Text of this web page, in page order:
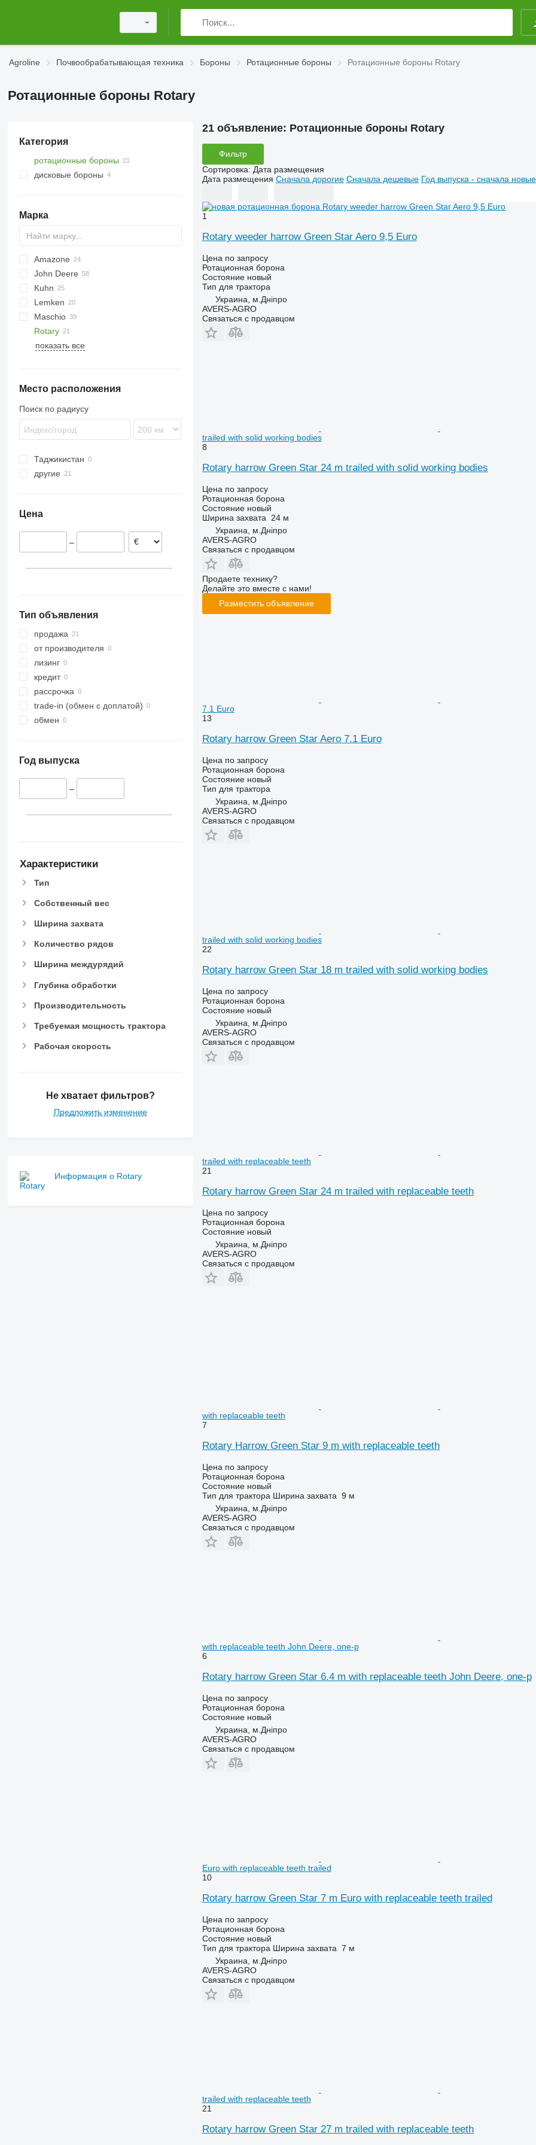
Agroline Почвообрабатывающая техника Бороны Ротационные бороны Ротационные бороны Rotary
Ротационные бороны Rotary
Категория
ротационные бороны
дисковые бороны
Марка
Multivator
8
Amazone
KE
KG
U-series
Z-series
ROTANET
Rotarystar
GF
Transformer
John Deere
M-series
3000
Kuhn
HR
HRB
NG
Qualidisc
Lemken
Zirkon
Maschio
DC
DM
KR
Fox
Lion
Corvus
PKE
Rotary
FPM RD 300
показать все
Место расположения
Поиск по радиусу
Таджикистан
другие
Цена
–
Тип объявления
продажа
от производителя
лизинг
кредит
рассрочка
trade-in (обмен с доплатой)
обмен
Год выпуска
–
Характеристики
Тип
Собственный вес
Ширина захвата
Количество рядов
Ширина междурядий
Глубина обработки
Производительность
Требуемая мощность трактора
Рабочая скорость
Не хватает фильтров?
Предложить изменение
Информация о Rotary
21 объявление: Ротационные бороны Rotary
Фильтр
Сортировка: Дата размещения
Дата размещения Сначала дорогие Сначала дешевые Год выпуска - сначала новые
1
Rotary weeder harrow Green Star Aero 9,5 Euro
Цена по запросу
Ротационная борона
Состояниеновый
Тип для трактора
Украина, м.Дніпро
AVERS-AGRO
Связаться с продавцом
trailed with solid working bodies
8
Rotary harrow Green Star 24 m trailed with solid working bodies
Цена по запросу
Ротационная борона
Состояниеновый
Ширина захвата
24 м
Украина, м.Дніпро
AVERS-AGRO
Связаться с продавцом
Продаете технику?
Делайте это вместе с нами!
Разместить объявление
7.1 Euro
13
Rotary harrow Green Star Aero 7.1 Euro
Цена по запросу
Ротационная борона
Состояниеновый
Тип для трактора
Украина, м.Дніпро
AVERS-AGRO
Связаться с продавцом
trailed with solid working bodies
22
Rotary harrow Green Star 18 m trailed with solid working bodies
Цена по запросу
Ротационная борона
Состояниеновый
Украина, м.Дніпро
AVERS-AGRO
Связаться с продавцом
trailed with replaceable teeth
21
Rotary harrow Green Star 24 m trailed with replaceable teeth
Цена по запросу
Ротационная борона
Состояниеновый
Украина, м.Дніпро
AVERS-AGRO
Связаться с продавцом
with replaceable teeth
7
Rotary Harrow Green Star 9 m with replaceable teeth
Цена по запросу
Ротационная борона
Состояниеновый
Тип для трактора Ширина захвата 9 м
Украина, м.Дніпро
AVERS-AGRO
Связаться с продавцом
with replaceable teeth John Deere, one-p
6
Rotary harrow Green Star 6.4 m with replaceable teeth John Deere, one-p
Цена по запросу
Ротационная борона
Состояниеновый
Украина, м.Дніпро
AVERS-AGRO
Связаться с продавцом
Euro with replaceable teeth trailed
10
Rotary harrow Green Star 7 m Euro with replaceable teeth trailed
Цена по запросу
Ротационная борона
Состояниеновый
Тип для трактора Ширина захвата 7 м
Украина, м.Дніпро
AVERS-AGRO
Связаться с продавцом
trailed with replaceable teeth
21
Rotary harrow Green Star 27 m trailed with replaceable teeth